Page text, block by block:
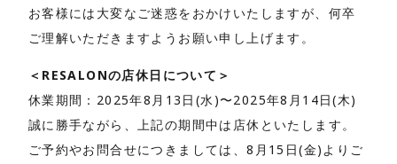
お客様には大変なご迷惑をおかけいたしますが、何卒
ご理解いただきますようお願い申し上げます。
＜RESALONの店休日について＞
休業期間：2025年8月13日(水)〜2025年8月14日(木)
誠に勝手ながら、上記の期間中は店休といたします。
ご予約やお問合せにつきましては、8月15日(金)よりご